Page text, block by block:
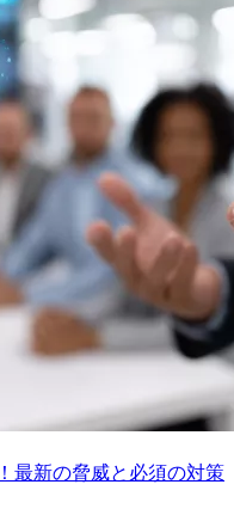
最新の脅威と必須の対策